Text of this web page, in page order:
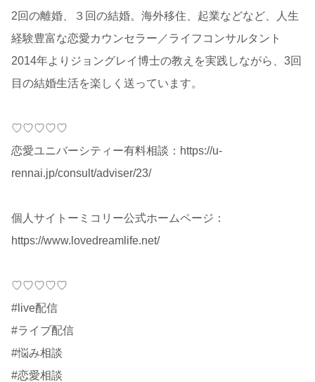
2回の離婚、３回の結婚。海外移住、起業などなど、人生
経験豊富な恋愛カウンセラー／ライフコンサルタント
2014年よりジョングレイ博士の教えを実践しながら、3回
目の結婚生活を楽しく送っています。
♡♡♡♡♡
恋愛ユニバーシティー有料相談：https://u-
rennai.jp/consult/adviser/23/
個人サイトーミコリー公式ホームページ：
https://www.lovedreamlife.net/
♡♡♡♡♡
#live配信
#ライブ配信
#悩み相談
#恋愛相談